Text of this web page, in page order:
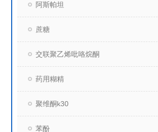
阿斯帕坦
蔗糖
交联聚乙烯吡咯烷酮
药用糊精
聚维酮k30
苯酚